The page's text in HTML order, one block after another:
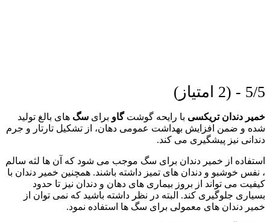
5/5 - (2 امتیاز)
خمیر دندان تریکسی با رایحه گوشتگاو برای سگ های بالغ تولید
شده و ضمن افزایش بهداشت عمومی دهان، از تشکیل تارتار و جرم
دندانی نیز پیشگیری می کند.
استفاده از خمیر دندان برای سگ موجب می شود که آن ها لثه سالم
، نفس خوشبو و دندان های تمیز داشته باشند. همچنین خمیر دندان با
کیفیت می تواند از بروز بیماری های دهان و دندان نیز تا حدود
بسیاری جلوگیری کند. البته در نظر داشته باشید که نمی توان از
خمیر دندان های معمولی برای سگ ها استفاده نمود.